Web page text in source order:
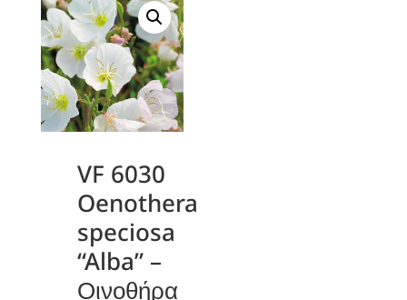
VF 6030
Oenothera
speciosa
“Alba” –
Οινοθήρα